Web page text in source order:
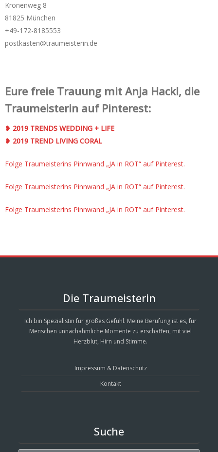
Kronenweg 8
81825 München
+49-172-­8185553
postkasten@traumeisterin.de
Eure freie Trauung mit Anja Hackl, die
Traumeisterin auf Pinterest:
❥ 2019 TRENDS WEDDING + LIFE
❥ 2019 TREND LIVING CORAL
Folge Traumeisterins Pinnwand „JA in ROT“ auf Pinterest.
Folge Traumeisterins Pinnwand „JA in ROT“ auf Pinterest.
Folge Traumeisterins Pinnwand „JA in ROT“ auf Pinterest.
Die Traumeisterin
Ich bin Spezialistin für großes Gefühl. Meine Berufung ist es, für
Menschen unnachahmliche Momente zu erschaffen, mit viel
Herzblut, Hirn und Stimme.
Impressum & Datenschutz
Kontakt
Suche